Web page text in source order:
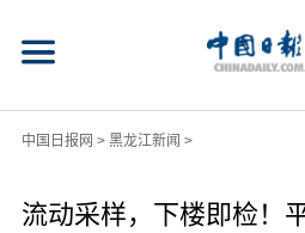
中国日报网 > 黑龙江新闻 >
流动采样，下楼即检！